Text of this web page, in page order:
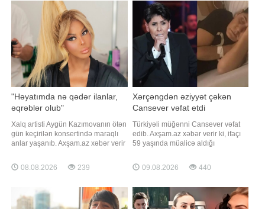
Əhmədli sosial mediada paylaşım
edib. xəbər verir ki, Almaxanım
instaqramda yeni fotolarını
əvvələ aparıb. Ölkənin əsas
ulduzunun fərqli saç düzümü 200-ci
illərin əvvəllərində yaratdığı ən
diqqətçəkə
"Həyatımda nə qədər ilanlar,
əqrəblər olub"
Xalq artisti Aygün Kazımovanın ötən
gün keçirilən konsertində maraqlı
anlar yaşanıb. Axşam.az xəbər verir
"Pop kraliça" tamaşaçılarla maraqlı
söhbətlər edib. Kazımova ona
vaxtı sizə gəlirdim. Evə gələndə
anam əsəbiləşird
08.08.2026 239
Xərçəngdən əziyyət çəkən
Cansever vəfat etdi
Türkiyəli müğənni Cansever vəfat
edib. Axşam.az xəbər verir ki, ifaçı
59 yaşında müalicə aldığı
Qeyd edək ki, Cansever
xərçəngdən əziyyət çəkirdi.
"Ağla gözbebeğim", "Sen de gittin"
və "Kime bu inat"
09.08.2026 440